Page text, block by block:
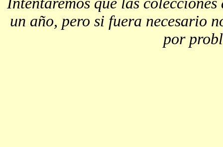
un año, pero si fuera necesario
por